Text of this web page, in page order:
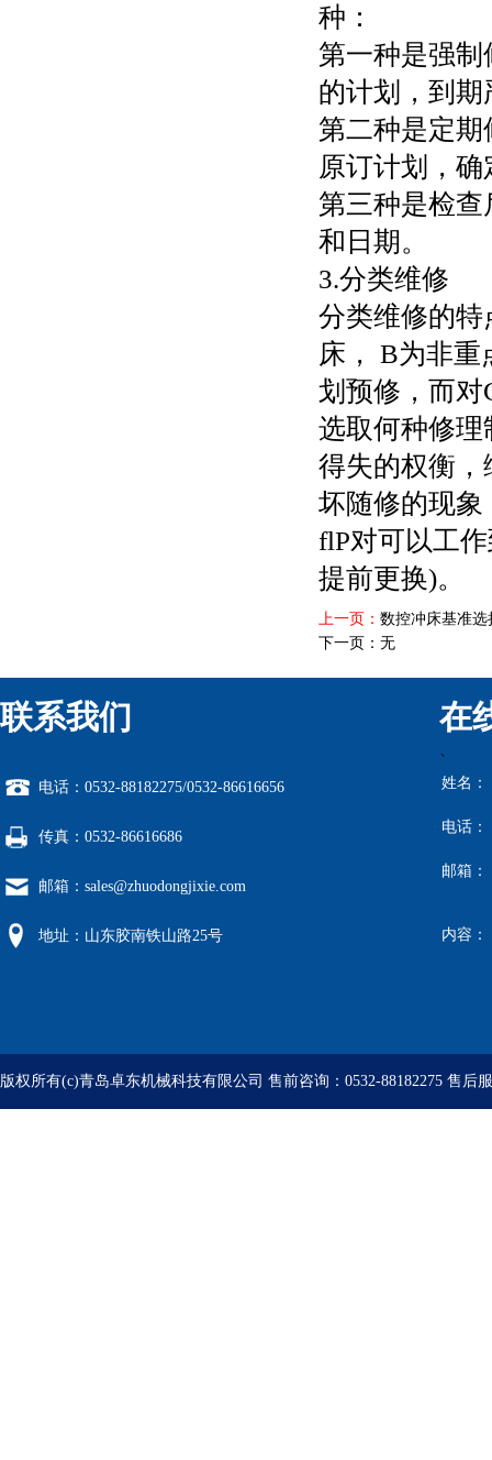
种：
第一种是强
的计划，到
第二种是定
原订计划，
第三种是检
和日期。
3.分类维修
分类维修的
床， B为非
划预修，而对
选取何种修
得失的权衡
坏随修的现
flP对可以工
提前更换)。
上一页： 数控冲床基准选
下一页：无
联系我们
电话：0532-88182275/0532-86616656
传真：0532-86616686
邮箱：sales@zhuodongjixie.com
地址：山东胶南铁山路25号
在
、
姓名：
电话：
邮箱：
内容：
版权所有(c)青岛卓东机械科技有限公司 售前咨询：0532-88182275 售后